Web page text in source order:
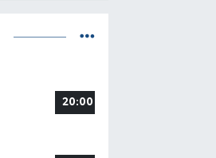
20:00